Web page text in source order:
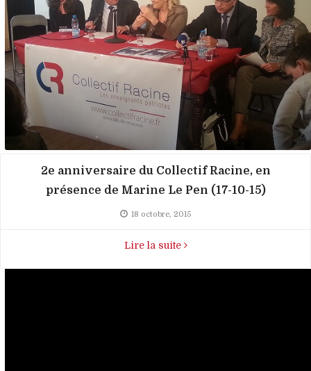
2e anniversaire du Collectif Racine, en
présence de Marine Le Pen (17-10-15)
18 octobre, 2015
Lire la suite